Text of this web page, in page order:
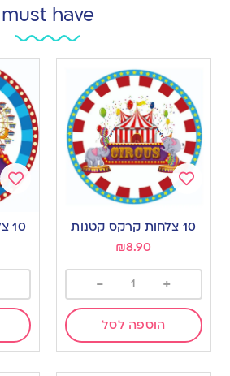
must have
to
10 צלחות קרקס קטנות
₪8.90
+
-
הוספה לסל
Add
to
10 צלחות קרקס גדולות